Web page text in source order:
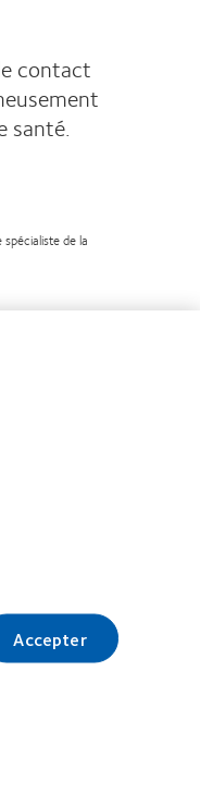
contact
santé.
de la
Accepter